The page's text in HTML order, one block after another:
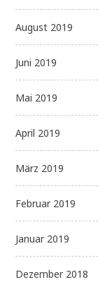
August 2019
Juni 2019
Mai 2019
April 2019
März 2019
Februar 2019
Januar 2019
Dezember 2018